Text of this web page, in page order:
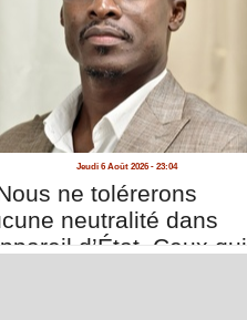
Jeudi 6 Août 2026 - 23:04
ne tolérerons
neutralité dans
d’État. Ceux qui